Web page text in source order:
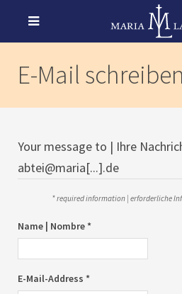
E-Mail schreiben
Your message to | Ihre
abtei@maria[...].de
* required information | erforderliche
Name | Nombre *
E-Mail-Address *